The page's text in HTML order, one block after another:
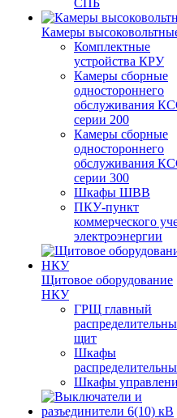
СПБ
Камеры
Комплектные
устройства КРУ
Камеры сборные
одностороннего
обслуживания
серии 200
Камеры сборные
одностороннего
обслуживания
серии 300
Шкафы ШВВ
ПКУ-пункт
коммерческого
электроэнергии
Щитовое оборудование
НКУ
ГРЩ главный
щит
Шкафы
Шкафы